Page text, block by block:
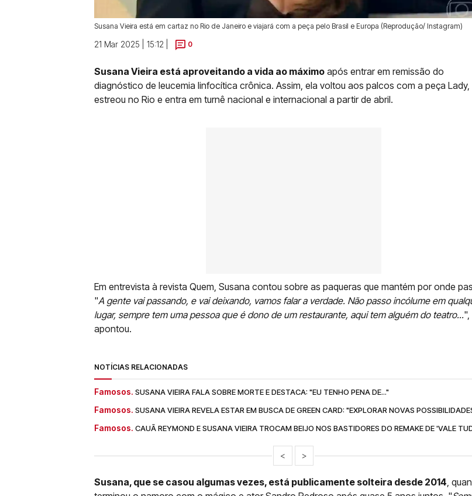
Susana Vieira está em cartaz no Rio de Janeiro e viajará com a peça pelo Brasil e Europa (Reprodução/ Instagram)
21 Mar 2025 | 15:12 | 0
Susana Vieira está aproveitando a vida ao máximo após entrar em remissão do
diagnóstico de leucemia linfocítica crônica. Assim, ela voltou aos palcos com a peça Lady,
estreou no Rio e entra em turnê nacional e internacional a partir de abril.
Em entrevista à revista Quem, Susana contou sobre as paqueras que mantém por onde
"A gente vai passando, e vai deixando, vamos falar a verdade. Não passo incólume em
lugar, sempre tem uma pessoa que é dono de um restaurante, aqui tem alguém do teatro...",
apontou.
NOTÍCIAS RELACIONADAS
Famosos. SUSANA VIEIRA FALA SOBRE MORTE E DESTACA: "EU TENHO PENA DE..."
Famosos. SUSANA VIEIRA REVELA ESTAR EM BUSCA DE GREEN CARD: "EXPLORAR NOVAS
Famosos. CAUÃ REYMOND E SUSANA VIEIRA TROCAM BEIJO NOS BASTIDORES DO REMAKE DE 'VALE
< >
Susana, que se casou algumas vezes, está publicamente solteira desde 2014,